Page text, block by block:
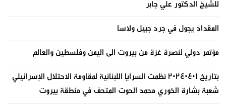
للشيخ الدكتور علي جابر
المقداد يجول في جرد جبيل ولاسا
مؤتمر دولي لنصرة غزة من بيروت الى اليمن وفلسطين والعالم
بتاريخ ٢٠٢٤٠٤٠١ نظمت السرايا اللبنانية لمقاومة الاحتلال الإسرائيلي
شعبة بشارة الخوري محمد الحوت المتحف في منطقة بيروت